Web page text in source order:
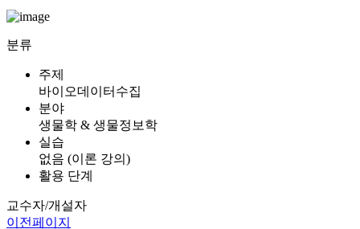
분류
주제
바이오데이터수집
분야
생물학 & 생물정보학
실습
없음 (이론 강의)
활용 단계
교수자/개설자
이전페이지